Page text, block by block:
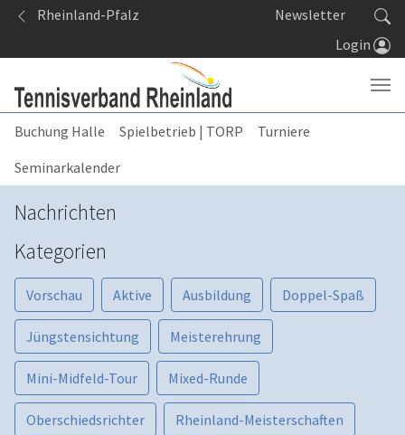
Springe zum Seiteninhalt
Rheinland-Pfalz
Newsletter
Login
Buchung Halle Spielbetrieb | TORP
Turniere
Seminarkalender
Nachrichten
Kategorien
Vorschau Aktive Ausbildung Doppel-Spaß
Jüngstensichtung Meisterehrung
Mini-Midfeld-Tour Mixed-Runde
Oberschiedsrichter Rheinland-Meisterschaften